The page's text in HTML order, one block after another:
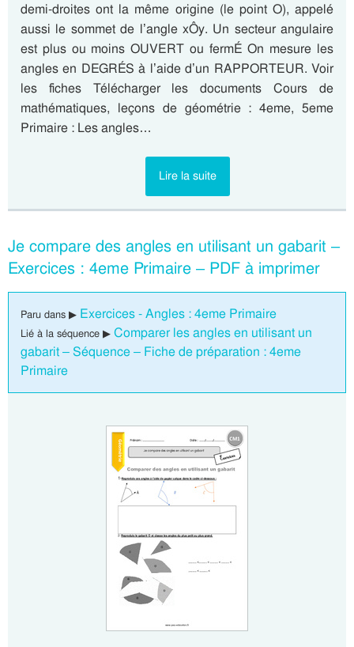
demi-droites ont la même origine (le point O), appelé
aussi le sommet de l’angle xÔy. Un secteur angulaire
est plus ou moins OUVERT ou fermÉ On mesure les
angles en DEGRÉS à l’aide d’un RAPPORTEUR. Voir
les fiches Télécharger les documents Cours de
mathématiques, leçons de géométrie : 4eme, 5eme
Primaire : Les angles…
Lire la suite
Je compare des angles en utilisant un gabarit –
Exercices : 4eme Primaire – PDF à imprimer
Paru dans ▶ Exercices - Angles : 4eme Primaire
Lié à la séquence ▶ Comparer les angles en utilisant un
gabarit – Séquence – Fiche de préparation : 4eme
Primaire